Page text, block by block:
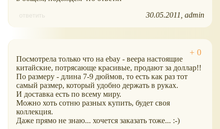
ответить 30.05.2011 admin
Посмотрела только что на ebay - веера настоящие
китайские, потрясающе красивые, продают за доллар!!
По размеру - длина 7-9 дюймов, то есть как раз тот
самый размер, который удобно держать в руках.
И доставка есть по всему миру.
Можно хоть сотню разных купить, будет своя
коллекция.
Даже прямо не знаю... хочется заказать тоже... :-)